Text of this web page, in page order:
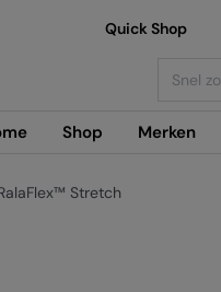
Shop Merken
Quick Shop
Stretch